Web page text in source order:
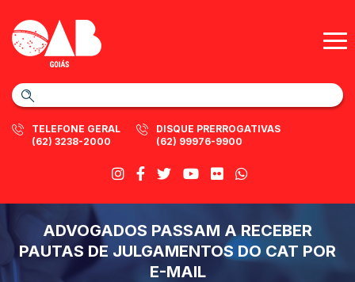
TELEFONE GERAL
(62) 3238-2000
DISQUE PRERROGATIVAS
(62) 99976-9900
ADVOGADOS PASSAM A RECEBER
PAUTAS DE JULGAMENTOS DO CAT POR
E-MAIL